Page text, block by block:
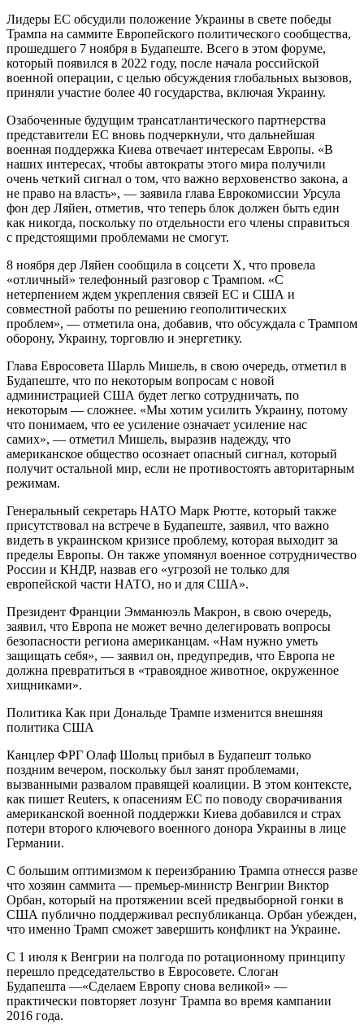
Лидеры ЕС обсудили положение Украины в свете победы
Трампа на саммите Европейского политического сообщества,
прошедшего 7 ноября в Будапеште. Всего в этом форуме,
который появился в 2022 году, после начала российской
военной операции, с целью обсуждения глобальных вызовов,
приняли участие более 40 государства, включая Украину.
Озабоченные будущим трансатлантического партнерства
представители ЕС вновь подчеркнули, что дальнейшая
военная поддержка Киева отвечает интересам Европы. «В
наших интересах, чтобы автократы этого мира получили
очень четкий сигнал о том, что важно верховенство закона, а
не право на власть», — заявила глава Еврокомиссии Урсула
фон дер Ляйен, отметив, что теперь блок должен быть един
как никогда, поскольку по отдельности его члены справиться
с предстоящими проблемами не смогут.
8 ноября дер Ляйен сообщила в соцсети X, что провела
«отличный» телефонный разговор с Трампом. «С
нетерпением ждем укрепления связей ЕС и США и
совместной работы по решению геополитических
проблем», — отметила она, добавив, что обсуждала с Трампом
оборону, Украину, торговлю и энергетику.
Глава Евросовета Шарль Мишель, в свою очередь, отметил в
Будапеште, что по некоторым вопросам с новой
администрацией США будет легко сотрудничать, по
некоторым — сложнее. «Мы хотим усилить Украину, потому
что понимаем, что ее усиление означает усиление нас
самих», — отметил Мишель, выразив надежду, что
американское общество осознает опасный сигнал, который
получит остальной мир, если не противостоять авторитарным
режимам.
Генеральный секретарь НАТО Марк Рютте, который также
присутствовал на встрече в Будапеште, заявил, что важно
видеть в украинском кризисе проблему, которая выходит за
пределы Европы. Он также упомянул военное сотрудничество
России и КНДР, назвав его «угрозой не только для
европейской части НАТО, но и для США».
Президент Франции Эмманюэль Макрон, в свою очередь,
заявил, что Европа не может вечно делегировать вопросы
безопасности региона американцам. «Нам нужно уметь
защищать себя», — заявил он, предупредив, что Европа не
должна превратиться в «травоядное животное, окруженное
хищниками».
Политика Как при Дональде Трампе изменится внешняя
политика США
Канцлер ФРГ Олаф Шольц прибыл в Будапешт только
поздним вечером, поскольку был занят проблемами,
вызванными развалом правящей коалиции. В этом контексте,
как пишет Reuters, к опасениям ЕС по поводу сворачивания
американской военной поддержки Киева добавился и страх
потери второго ключевого военного донора Украины в лице
Германии.
С большим оптимизмом к переизбранию Трампа отнесся разве
что хозяин саммита — премьер-министр Венгрии Виктор
Орбан, который на протяжении всей предвыборной гонки в
США публично поддерживал республиканца. Орбан убежден,
что именно Трамп сможет завершить конфликт на Украине.
C 1 июля к Венгрии на полгода по ротационному принципу
перешло председательство в Евросовете. Слоган
Будапешта —«Сделаем Европу снова великой» —
практически повторяет лозунг Трампа во время кампании
2016 года.